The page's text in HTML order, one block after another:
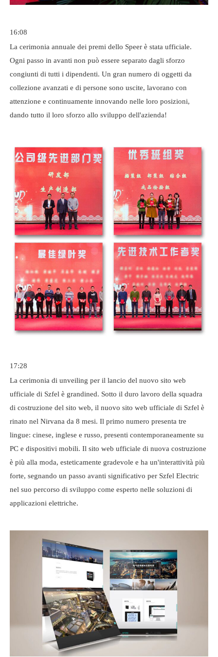
16:08
La cerimonia annuale dei premi dello Speer è stata ufficiale.
Ogni passo in avanti non può essere separato dagli sforzo
congiunti di tutti i dipendenti. Un gran numero di oggetti da
collezione avanzati e di persone sono uscite, lavorano con
attenzione e continuamente innovando nelle loro posizioni,
dando tutto il loro sforzo allo sviluppo dell'azienda!
17:28
La cerimonia di unveiling per il lancio del nuovo sito web
ufficiale di Szfel è grandined. Sotto il duro lavoro della squadra
di costruzione del sito web, il nuovo sito web ufficiale di Szfel è
rinato nel Nirvana da 8 mesi. Il primo numero presenta tre
lingue: cinese, inglese e russo, presenti contemporaneamente su
PC e dispositivi mobili. Il sito web ufficiale di nuova costruzione
è più alla moda, esteticamente gradevole e ha un'interattività più
forte, segnando un passo avanti significativo per Szfel Electric
nel suo percorso di sviluppo come esperto nelle soluzioni di
applicazioni elettriche.